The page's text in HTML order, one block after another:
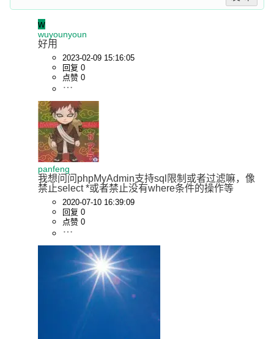
w
wuyounyoun
好用
2023-02-09 15:16:05
回复 0
点赞 0
panfeng
我想问问phpMyAdmin支持sql限制或者过滤嘛，像
禁止select *或者禁止没有where条件的操作等
2020-07-10 16:39:09
回复 0
点赞 0